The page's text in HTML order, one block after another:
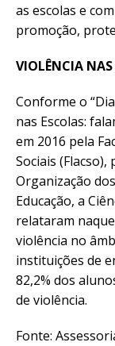
as escolas e
promoção,
VIOLÊNCIA NAS
Conforme o
nas Escolas:
em 2016 pela
Sociais
Organização
Educação, a
relataram
violência no
instituições de
82,2% dos
de violência.
Fonte: